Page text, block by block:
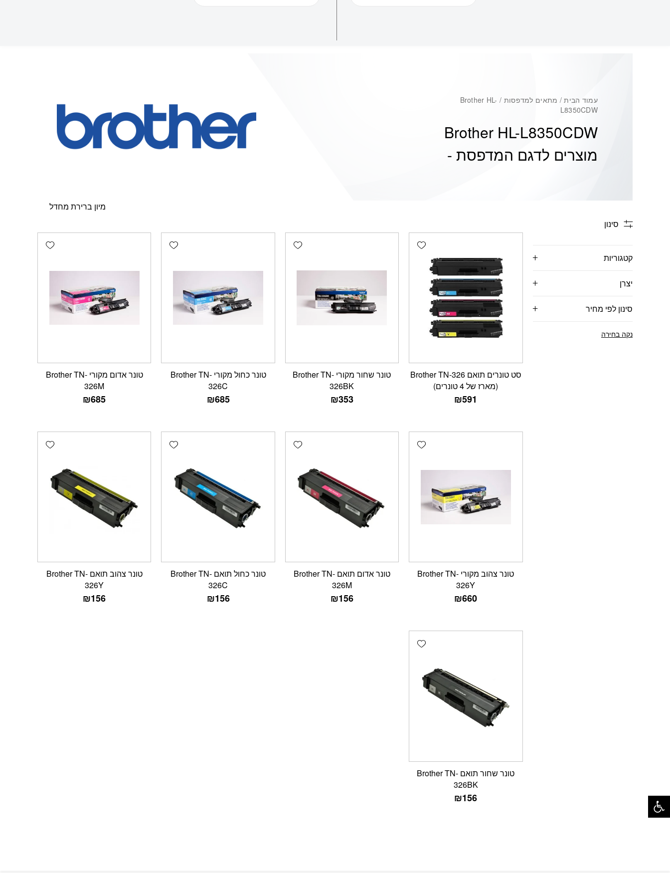
עמוד הבית
/ מתאים למדפסות / Brother HL-
L8350CDW
Brother HL-L8350CDW
מוצרים לדגם המדפסת -
סינון
קטגוריות
יצרן
סינון לפי מחיר
נקה בחירה
Add wishlist
סט טונרים תואם Brother TN-326
(מארז של 4 טונרים)
₪591
Add wishlist
טונר שחור מקורי Brother TN-
326BK
₪353
Add wishlist
טונר כחול מקורי Brother TN-
326C
₪685
Add wishlist
טונר אדום מקורי Brother TN-
326M
₪685
Add wishlist
טונר צהוב מקורי Brother TN-
326Y
₪660
Add wishlist
טונר אדום תואם Brother TN-
326M
₪156
Add wishlist
טונר כחול תואם Brother TN-
326C
₪156
Add wishlist
טונר צהוב תואם Brother TN-
326Y
₪156
Add wishlist
טונר שחור תואם Brother TN-
326BK
₪156 פתח סרגל נגישות